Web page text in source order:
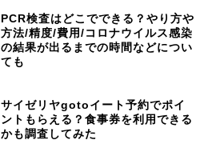
PCR検査はどこでできる？やり方や
方法/精度/費用/コロナウイルス感染
の結果が出るまでの時間などについ
ても
サイゼリヤgotoイート予約でポイ
ントもらえる？食事券を利用できる
かも調査してみた